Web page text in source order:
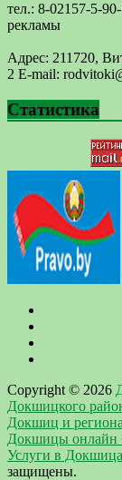
тел.: 8-02157-5-
рекламы
Адрес: 211720,
2 E-mail:
Статистика
Copyright © 2026
Докшицкого
Докшиц и
Докшицы онлайн
Услуги в
защищены.